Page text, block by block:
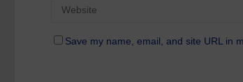
Save my name, email, and site URL in